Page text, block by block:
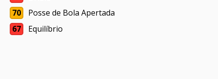
70
Posse de Bola Apertada
67
Equilíbrio